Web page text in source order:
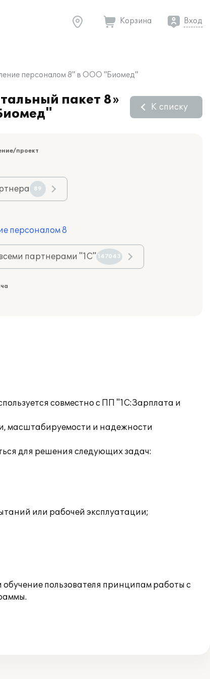
Корзина Вход
персоналом 8" в ООО "Биомед"
пакет 8»
К списку
проект
89
персоналом 8
партнерами "1С" 147043
совместно с ПП "1С:Зарплата и
масштабируемости и надежности
для решения следующих задач:
или рабочей эксплуатации;
пользователя принципам работы с